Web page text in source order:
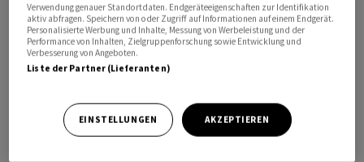
Die Vereinbarung ebnet der Regierung in Rom den Weg,
bis zu 20 Prozent einer künftigen Eigner-Firma der
Festnetzsparte im Rahmen jedes verbindlichen
exklusiv mit Telecom Italia über eine milliardenschwere
Übernahme der Firma Netco, die das Festnetz des hoch
Verwendung genauer Standortdaten. Endgeräteeigenschaften zur Identifikation
aktiv abfragen. Speichern von oder Zugriff auf Informationen auf einem Endgerät.
Personalisierte Werbung und Inhalte, Messung von Werbeleistung und der
Performance von Inhalten, Zielgruppenforschung sowie Entwicklung und
Verbesserung von Angeboten.
Liste der Partner (Lieferanten)
EINSTELLUNGEN AKZEPTIEREN